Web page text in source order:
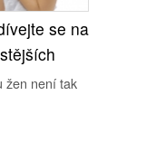
se na
žen není tak